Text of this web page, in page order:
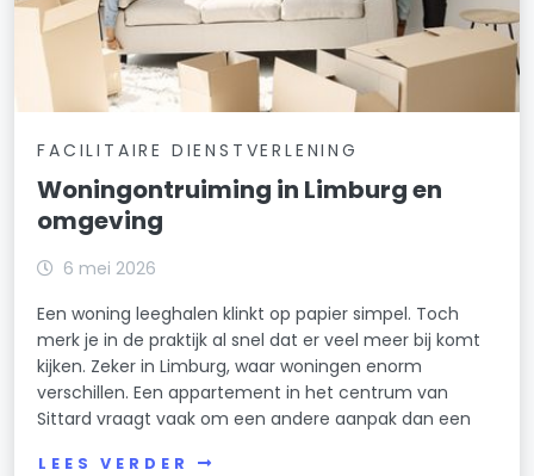
FACILITAIRE DIENSTVERLENING
Woningontruiming in Limburg en
omgeving
6 mei 2026
Een woning leeghalen klinkt op papier simpel. Toch
merk je in de praktijk al snel dat er veel meer bij komt
kijken. Zeker in Limburg, waar woningen enorm
verschillen. Een appartement in het centrum van
Sittard vraagt vaak om een andere aanpak dan een
LEES VERDER